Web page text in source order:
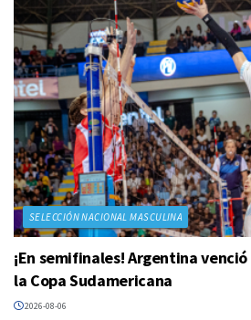
SELECCIÓN NACIONAL MASCULINA
¡En semifinales! Argentina
la Copa Sudamericana
2026-08-06